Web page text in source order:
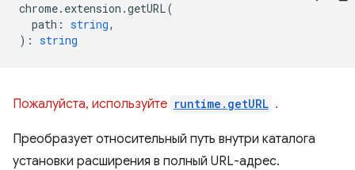
chrome. extension .getURL(
path : string,
) : string
Пожалуйста, используйте runtime.getURL .
Преобразует относительный путь внутри каталога
установки расширения в полный URL-адрес.